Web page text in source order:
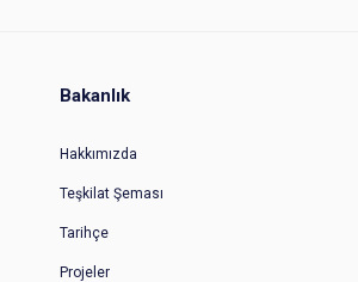
Bakanlık
Hakkımızda
Teşkilat Şeması
Tarihçe
Projeler